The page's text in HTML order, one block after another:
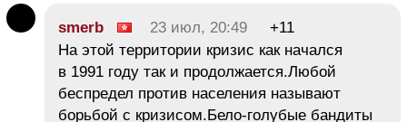
smerb 23 июл, 20:49
+11
На этой территории кризис как начался
в 1991 году так и продолжается.Любой
беспредел против населения называют
борьбой с кризисом.Бело-голубые бандиты